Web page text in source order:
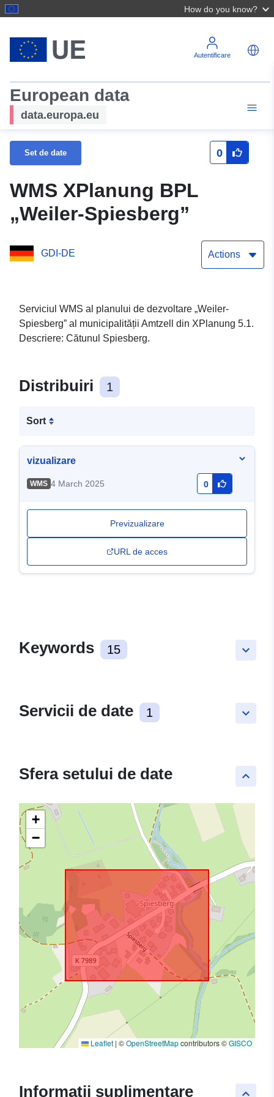
How do you know?
Autentificare
European data
data.europa.eu
Set de date 0
WMS XPlanung BPL
„Weiler-Spiesberg”
GDI-DE Actions
Serviciul WMS al planului de dezvoltare „Weiler-
Spiesberg” al municipalității Amtzell din XPlanung 5.1.
Descriere: Cătunul Spiesberg.
Distribuiri 1
Sort
vizualizare
WMS 4 March 2025 0
Previzualizare
URL de acces
keyboard_arrow_down
Keywords 15
keyboard_arrow_down
Servicii de date 1
keyboard_arrow_up
Sfera setului de date
+
−
Leaflet | ©OpenStreetMapcontributors ©GISCO
keyboard_arrow_up
Informații suplimentare